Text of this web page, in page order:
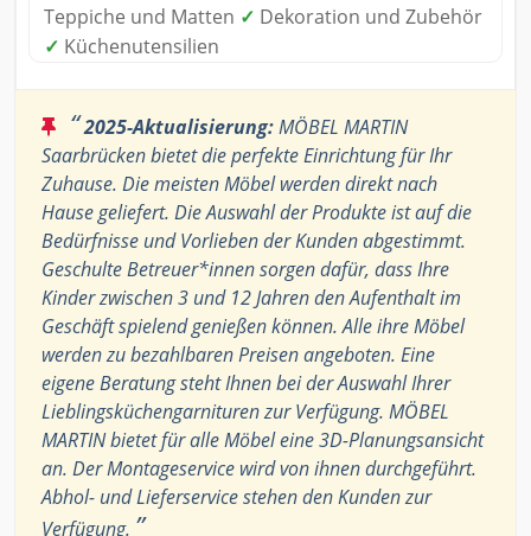
Teppiche und Matten ✓ Dekoration und Zubehör
✓ Küchenutensilien
“2025-Aktualisierung:MÖBEL MARTIN
Saarbrücken bietet die perfekte Einrichtung für Ihr
Zuhause. Die meisten Möbel werden direkt nach
Hause geliefert. Die Auswahl der Produkte ist auf die
Bedürfnisse und Vorlieben der Kunden abgestimmt.
Geschulte Betreuer*innen sorgen dafür, dass Ihre
Kinder zwischen 3 und 12 Jahren den Aufenthalt im
Geschäft spielend genießen können. Alle ihre Möbel
werden zu bezahlbaren Preisen angeboten. Eine
eigene Beratung steht Ihnen bei der Auswahl Ihrer
Lieblingsküchengarnituren zur Verfügung. MÖBEL
MARTIN bietet für alle Möbel eine 3D-Planungsansicht
an. Der Montageservice wird von ihnen durchgeführt.
Abhol- und Lieferservice stehen den Kunden zur
Verfügung. ”